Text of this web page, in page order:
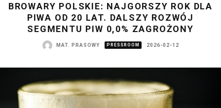
BROWARY POLSKIE: NAJGORSZY ROK DLA
PIWA OD 20 LAT. DALSZY ROZWÓJ
SEGMENTU PIW 0,0% ZAGROŻONY
MAT. PRASOWY PRESSROOM 2026-02-12